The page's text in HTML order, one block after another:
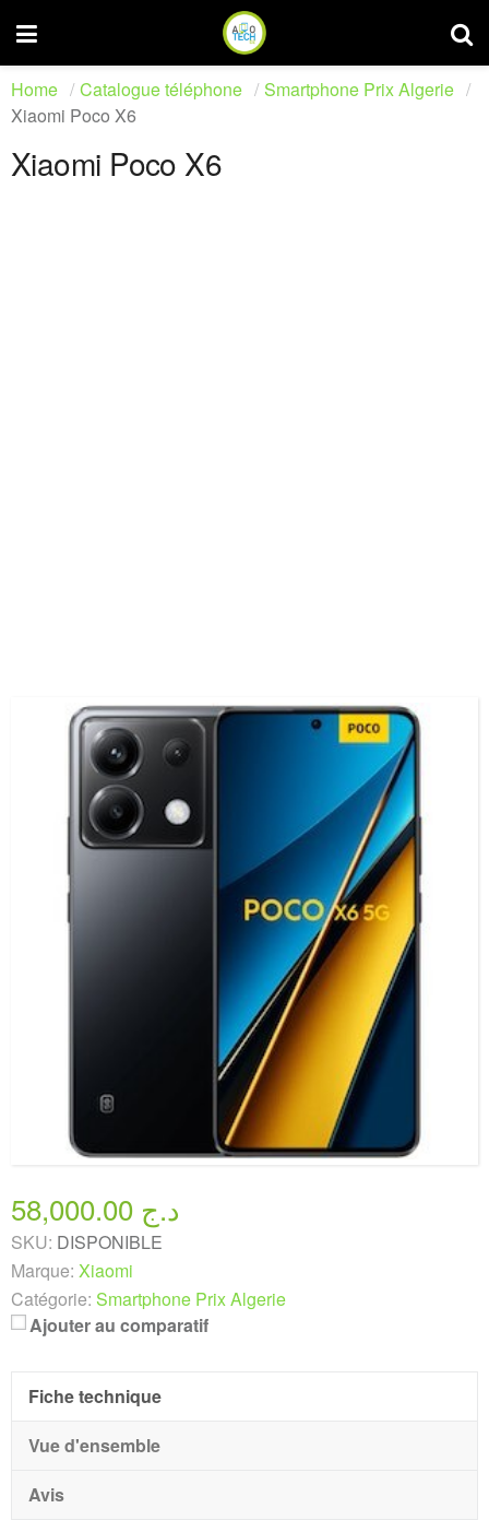
Home Catalogue téléphone
Smartphone Prix Algerie
Xiaomi Poco X6
Xiaomi Poco X6
58,000.00 د.ج
SKU: DISPONIBLE
Marque: Xiaomi
Catégorie: Smartphone Prix Algerie
Ajouter au comparatif
Fiche technique
Vue d'ensemble
Avis